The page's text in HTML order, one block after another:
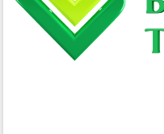
Quyết liệt tháo gỡ vướng mắc, đẩy
nhanh tiến độ các dự án trọng điểm
trong Khu kinh tế Nam Phú Yên
Hòn Yến phát triển du lịch gắn với bảo